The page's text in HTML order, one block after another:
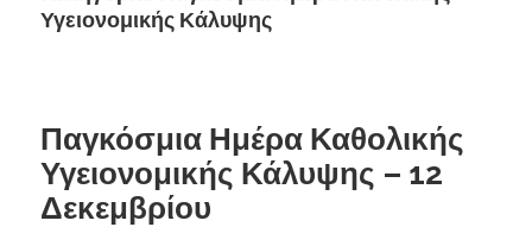
Υγειονομικής Κάλυψης
Παγκόσμια Ημέρα Καθολικής
Υγειονομικής Κάλυψης – 12
Δεκεμβρίου